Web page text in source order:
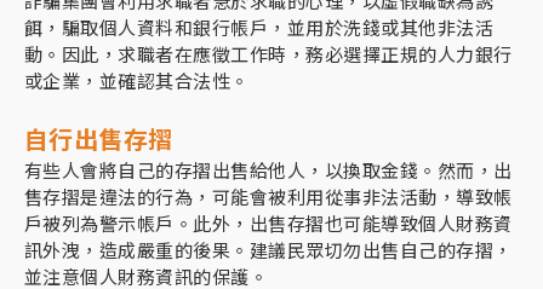
餌，騙取個人資料和銀行帳戶，並用於洗錢或其他非法活
動。因此，求職者在應徵工作時，務必選擇正規的人力銀行
或企業，並確認其合法性。
自行出售存摺
有些人會將自己的存摺出售給他人，以換取金錢。然而，出
售存摺是違法的行為，可能會被利用從事非法活動，導致帳
戶被列為警示帳戶。此外，出售存摺也可能導致個人財務資
訊外洩，造成嚴重的後果。建議民眾切勿出售自己的存摺，
並注意個人財務資訊的保護。